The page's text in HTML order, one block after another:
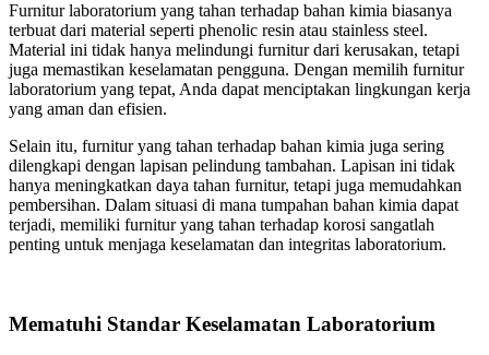
Furnitur laboratorium yang tahan terhadap bahan kimia biasanya
terbuat dari material seperti phenolic resin atau stainless steel.
Material ini tidak hanya melindungi furnitur dari kerusakan, tetapi
juga memastikan keselamatan pengguna. Dengan memilih furnitur
laboratorium yang tepat, Anda dapat menciptakan lingkungan kerja
yang aman dan efisien.
Selain itu, furnitur yang tahan terhadap bahan kimia juga sering
dilengkapi dengan lapisan pelindung tambahan. Lapisan ini tidak
hanya meningkatkan daya tahan furnitur, tetapi juga memudahkan
pembersihan. Dalam situasi di mana tumpahan bahan kimia dapat
terjadi, memiliki furnitur yang tahan terhadap korosi sangatlah
penting untuk menjaga keselamatan dan integritas laboratorium.
Mematuhi Standar Keselamatan Laboratorium